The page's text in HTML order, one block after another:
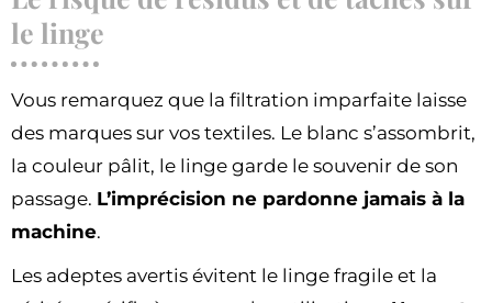
le linge
Vous remarquez que la filtration imparfaite laisse
des marques sur vos textiles. Le blanc s’assombrit,
la couleur pâlit, le linge garde le souvenir de son
passage. L’imprécision ne pardonne jamais à la
machine.
Les adeptes avertis évitent le linge fragile et la